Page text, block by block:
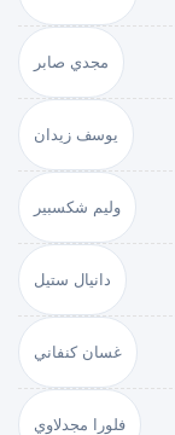
مجدي صابر
يوسف زيدان
وليم شكسبير
دانيال ستيل
غسان كنفاني
فلورا مجدلاوي